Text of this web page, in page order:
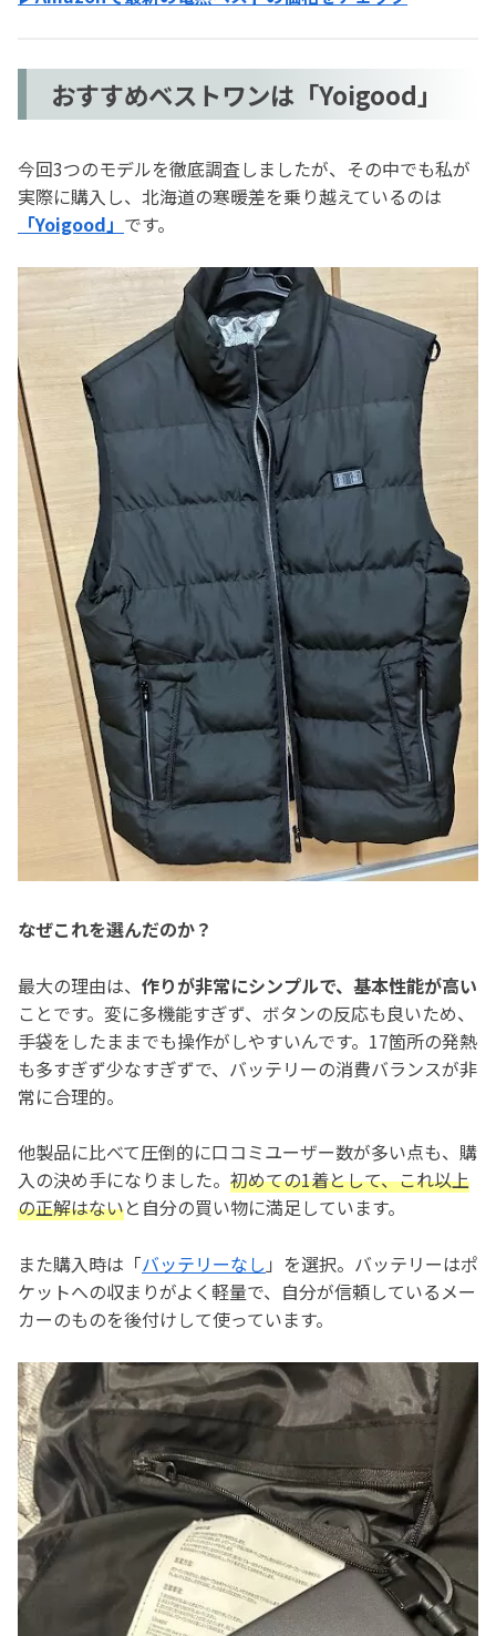
おすすめベストワンは「Yoigood」
今回3つのモデルを徹底調査しましたが、その中でも私が
実際に購入し、北海道の寒暖差を乗り越えているのは
「Yoigood」 です。
なぜこれを選んだのか？
最大の理由は、 作りが非常にシンプルで、基本性能が高い
ことです。変に多機能すぎず、ボタンの反応も良いため、
手袋をしたままでも操作がしやすいんです。17箇所の発熱
も多すぎず少なすぎずで、バッテリーの消費バランスが非
常に合理的。
他製品に比べて圧倒的に口コミユーザー数が多い点も、購
入の決め手になりました。 初めての1着として、これ以上
の正解はないと自分の買い物に満足しています。
また購入時は「バッテリーなし 」を選択。バッテリーはポ
ケットへの収まりがよく軽量で、自分が信頼しているメー
カーのものを後付けして使っています。